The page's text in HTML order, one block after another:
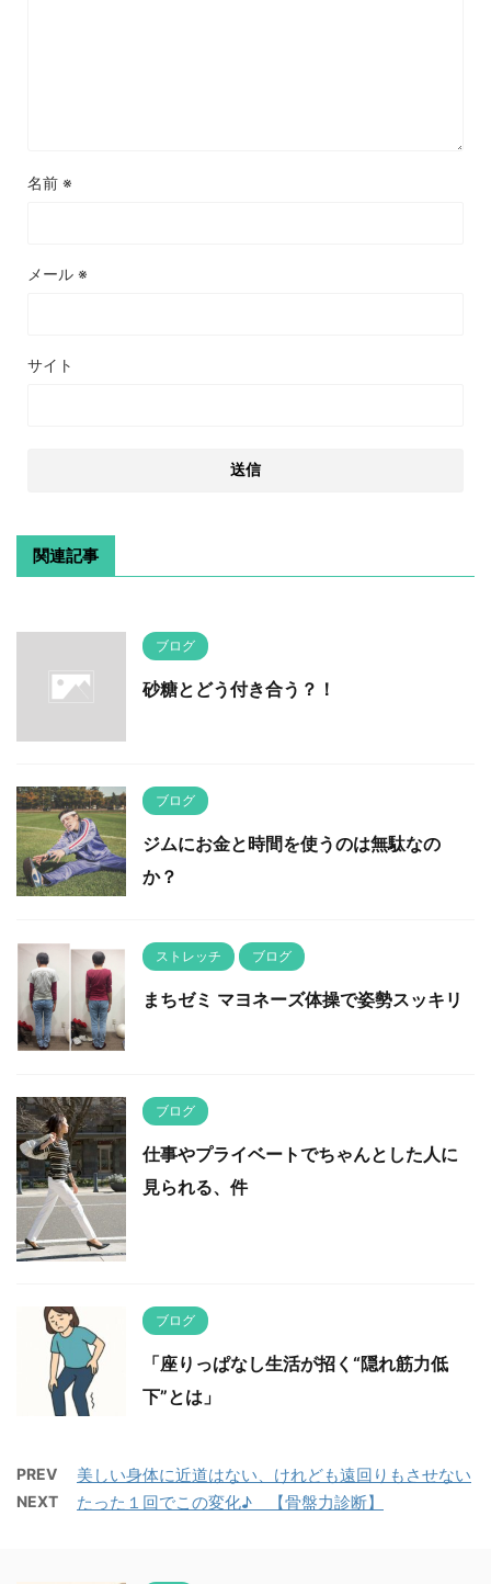
名前 ※
メール ※
サイト
関連記事
ブログ
砂糖とどう付き合う？！
ブログ
ジムにお金と時間を使うのは無駄なの
か？
ストレッチ ブログ
まちゼミ マヨネーズ体操で姿勢スッキリ
ブログ
仕事やプライベートでちゃんとした人に
見られる、件
ブログ
「座りっぱなし生活が招く“隠れ筋力低
下”とは」
PREV 美しい身体に近道はない、けれども遠回りもさせない
NEXT たった１回でこの変化♪ 【骨盤力診断】